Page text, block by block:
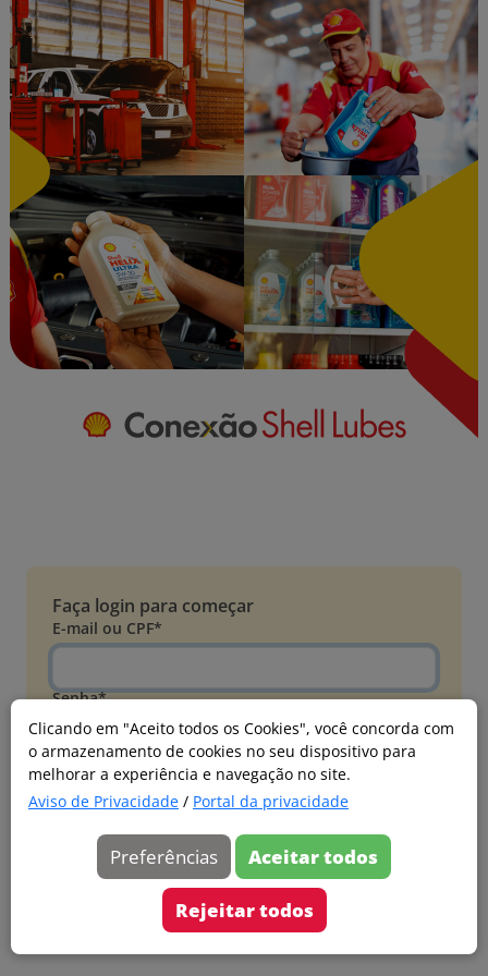
Clicando em "Aceito todos os Cookies", você concorda com
o armazenamento de cookies no seu dispositivo para
melhorar a experiência e navegação no site.
Aviso de Privacidade / Portal da privacidade
Preferências Aceitar todos
Rejeitar todos
Faça login para começar
E-mail ou CPF*
Senha*
Esqueci minha senha
Entrar
Acessar com Microsoft
Ainda não faz parte?
Cadastre-se
Versão 20260805.7